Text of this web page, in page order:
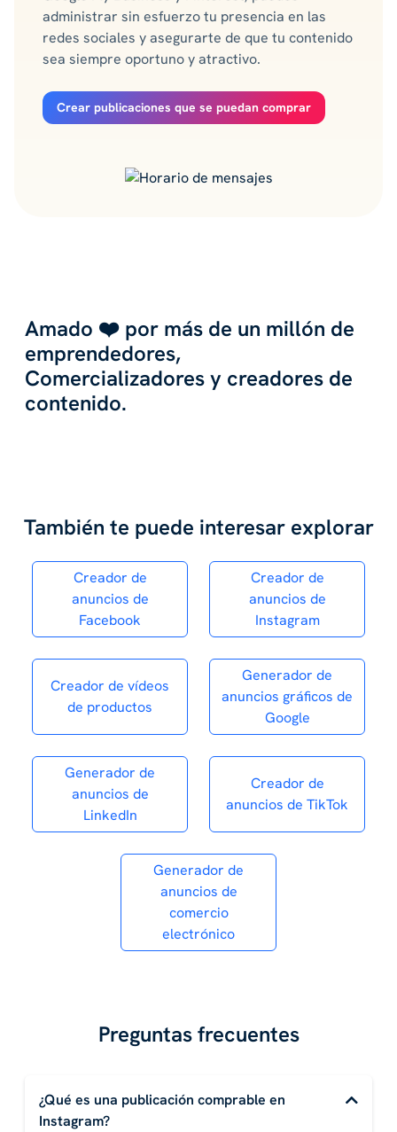
administrar sin esfuerzo tu presencia en las
redes sociales y asegurarte de que tu contenido
sea siempre oportuno y atractivo.
Crear publicaciones que se puedan comprar
Amado ❤️ por más de un millón de
emprendedores,
Comercializadores y creadores de
contenido.
También te puede interesar explorar
Creador de
anuncios de
Facebook
Creador de
anuncios de
Instagram
Creador de vídeos
de productos
Generador de
anuncios gráficos de
Google
Generador de
anuncios de
LinkedIn
Creador de
anuncios de TikTok
Generador de
anuncios de
comercio
electrónico
Preguntas frecuentes
¿Qué es una publicación comprable en
Instagram?